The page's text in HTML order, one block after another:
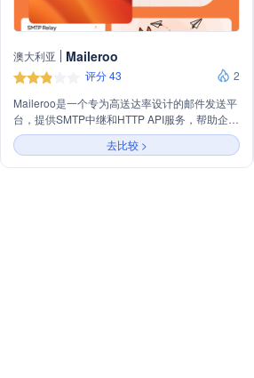
澳大利亚 Maileroo
评分 43
2
Maileroo是一个专为高送达率设计的邮件发送平
台，提供SMTP中继和HTTP API服务，帮助企业
轻松发送事务性和营销性邮件。平台还提供电子
邮件营销工具，支持创建和发送美观的邮件活
动，进行受众细分和邮件活动性能跟踪。
去比较 >